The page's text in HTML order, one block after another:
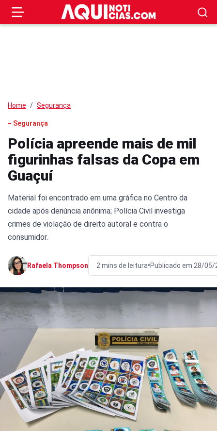
Home Segurança
Segurança
Polícia apreende mais de mil
figurinhas falsas da Copa em
Guaçuí
Material foi encontrado em uma gráfica no Centro da
cidade após denúncia anônima; Polícia Civil investiga
crimes de violação de direito autoral e contra o
consumidor.
Rafaela Thompson 2 mins de leitura•Publicado em 28/05/